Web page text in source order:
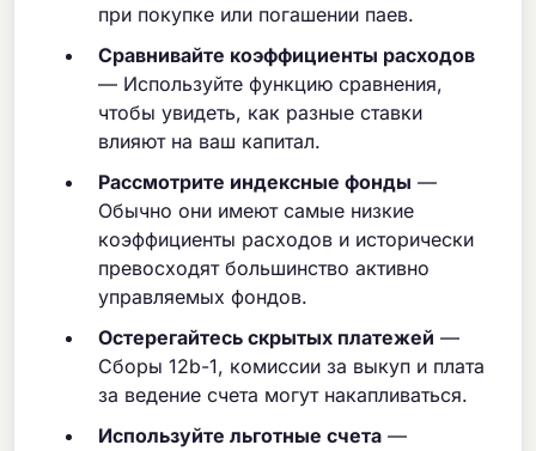
при покупке или погашении паев.
Сравнивайте коэффициенты расходов
— Используйте функцию сравнения,
чтобы увидеть, как разные ставки
влияют на ваш капитал.
Рассмотрите индексные фонды —
Обычно они имеют самые низкие
коэффициенты расходов и исторически
превосходят большинство активно
управляемых фондов.
Остерегайтесь скрытых платежей —
Сборы 12b-1, комиссии за выкуп и плата
за ведение счета могут накапливаться.
Используйте льготные счета —